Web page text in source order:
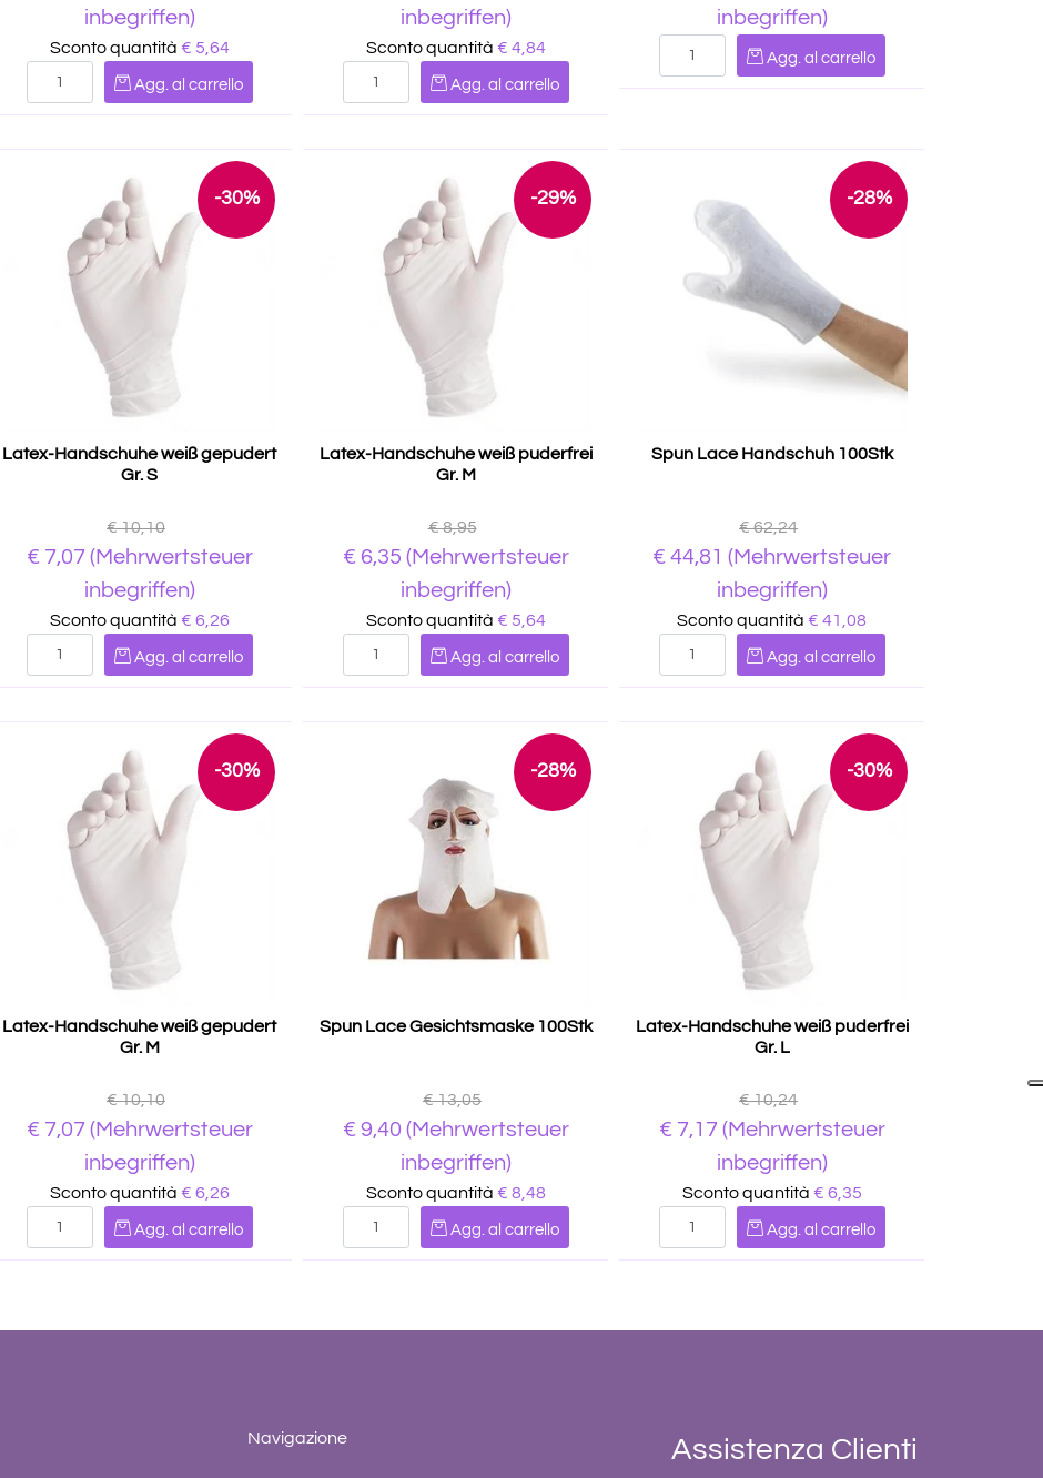
inbegriffen)
Sconto quantità € 5,64
Quantità
Agg. al carrello
inbegriffen)
Sconto quantità € 4,84
Quantità
Agg. al carrello
inbegriffen)
Quantità
Agg. al carrello
-30%
Latex-Handschuhe weiß gepudert
Gr. S
€ 10,10
€ 7,07 (Mehrwertsteuer
inbegriffen)
Sconto quantità € 6,26
Quantità
Agg. al carrello
-29%
Latex-Handschuhe weiß puderfrei
Gr. M
€ 8,95
€ 6,35 (Mehrwertsteuer
inbegriffen)
Sconto quantità € 5,64
Quantità
Agg. al carrello
-28%
Spun Lace Handschuh 100Stk
€ 62,24
€ 44,81 (Mehrwertsteuer
inbegriffen)
Sconto quantità € 41,08
Quantità
Agg. al carrello
-30%
Latex-Handschuhe weiß gepudert
Gr. M
€ 10,10
€ 7,07 (Mehrwertsteuer
inbegriffen)
Sconto quantità € 6,26
Quantità
Agg. al carrello
-28%
Spun Lace Gesichtsmaske 100Stk
€ 13,05
€ 9,40 (Mehrwertsteuer
inbegriffen)
Sconto quantità € 8,48
Quantità
Agg. al carrello
-30%
Latex-Handschuhe weiß puderfrei
Gr. L
€ 10,24
€ 7,17 (Mehrwertsteuer
inbegriffen)
Sconto quantità € 6,35
Quantità
Agg. al carrello
Navigazione Assistenza Clienti